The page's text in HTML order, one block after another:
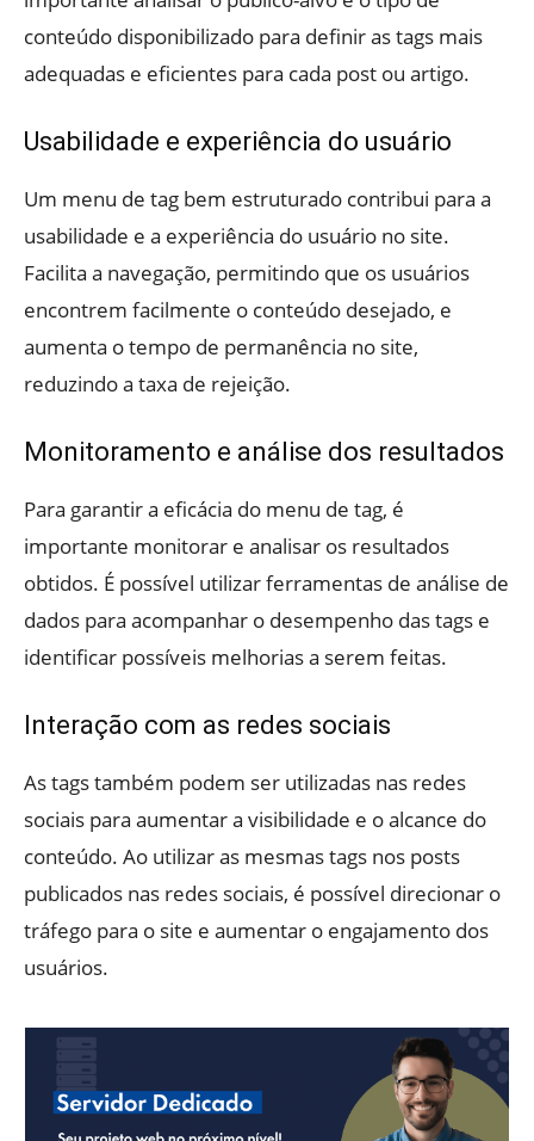
conteúdo disponibilizado para definir as tags mais
adequadas e eficientes para cada post ou artigo.
Usabilidade e experiência do usuário
Um menu de tag bem estruturado contribui para a
usabilidade e a experiência do usuário no site.
Facilita a navegação, permitindo que os usuários
encontrem facilmente o conteúdo desejado, e
aumenta o tempo de permanência no site,
reduzindo a taxa de rejeição.
Monitoramento e análise dos resultados
Para garantir a eficácia do menu de tag, é
importante monitorar e analisar os resultados
obtidos. É possível utilizar ferramentas de análise de
dados para acompanhar o desempenho das tags e
identificar possíveis melhorias a serem feitas.
Interação com as redes sociais
As tags também podem ser utilizadas nas redes
sociais para aumentar a visibilidade e o alcance do
conteúdo. Ao utilizar as mesmas tags nos posts
publicados nas redes sociais, é possível direcionar o
tráfego para o site e aumentar o engajamento dos
usuários.